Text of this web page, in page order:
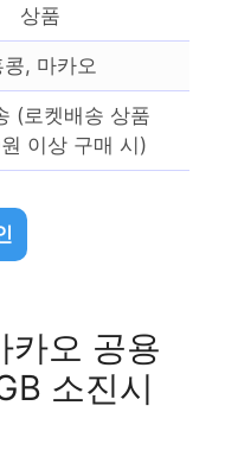
상품
콩, 마카오
(로켓배송 상품
이상 구매 시)
카오 공용
소진시